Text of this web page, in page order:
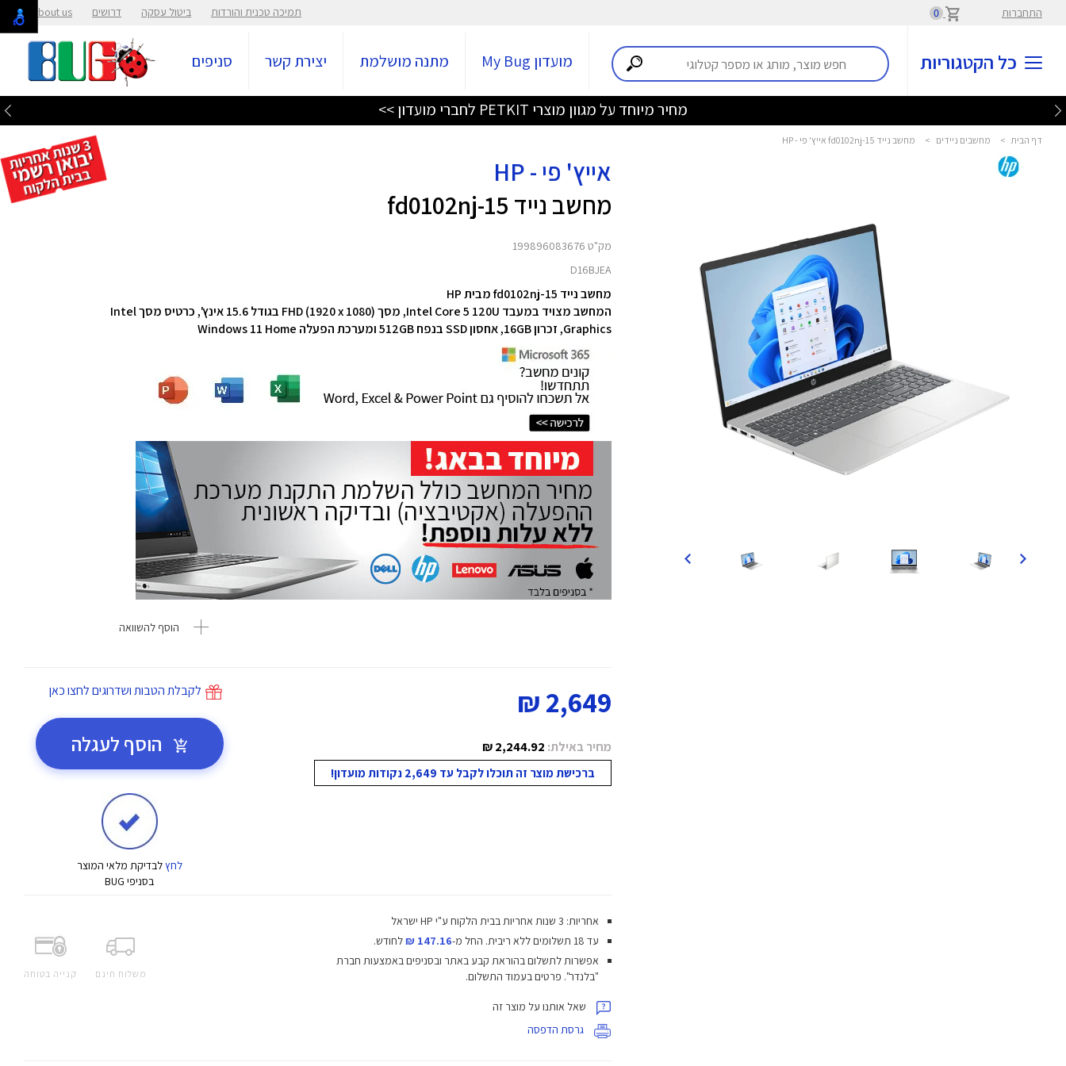
התחברות 0 תמיכה טכנית והורדות ביטול עסקה דרושים About us
כל הקטגוריות מועדון My Bug מתנה מושלמת יצירת קשר סניפים
מחיר מיוחד על מגוון מוצרי PETKIT לחברי מועדון >>
דף הבית > מחשבים ניידים > מחשב נייד 15-fd0102nj אייץ' פי - HP
אייץ' פי - HP
מחשב נייד 15-fd0102nj
מק"ט 199896083676
D16BJEA
מחשב נייד 15-fd0102nj מבית HP
המחשב מצויד במעבד Intel Core 5 120U,
מסך FHD (1920 x 1080) בגודל 15.6 אינץ', כרטיס מסך Intel
Graphics, זכרון 16GB,
אחסון SSD בנפח 512GB ומערכת הפעלה Windows 11 Home
הוסף להשוואה
2,649 ₪
מחיר באילת: 2,244.92 ₪
ברכישת מוצר זה תוכלו לקבל עד 2,649 נקודות מועדון!
לקבלת הטבות ושדרוגים לחצו כאן
הוסף לעגלה
לחץלבדיקת מלאי המוצר
בסניפי BUG
משלוח חינם קנייה בטוחה
אחריות: 3 שנות אחריות בבית הלקוח ע"י HP ישראל
עד 18 תשלומים ללא ריבית.
החל מ-147.16 ₪
לחודש.
אפשרות לתשלום בהוראת קבע באתר ובסניפים באמצעות חברת
"בלנדר". פרטים בעמוד התשלום.
שאל אותנו על מוצר זה
גרסת הדפסה